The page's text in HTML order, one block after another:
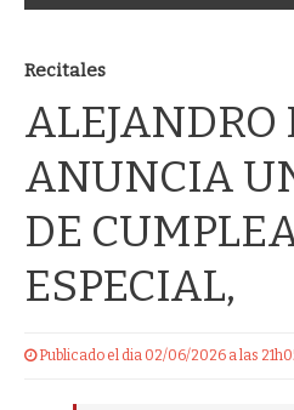
Recitales
ALEJANDRO
ANUNCIA
DE
ESPECIAL,
Publicado el dia 02/06/2026 a las